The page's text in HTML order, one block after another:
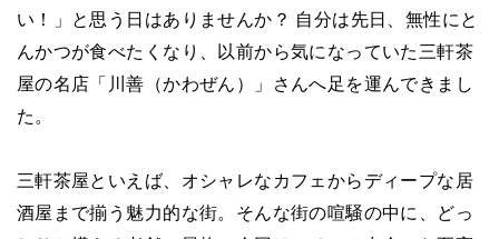
い！」と思う日はありませんか？ 自分は先日、無性にと
んかつが食べたくなり、以前から気になっていた三軒茶
屋の名店「川善（かわぜん）」さんへ足を運んできまし
た。
三軒茶屋といえば、オシャレなカフェからディープな居
酒屋まで揃う魅力的な街。そんな街の喧騒の中に、どっ